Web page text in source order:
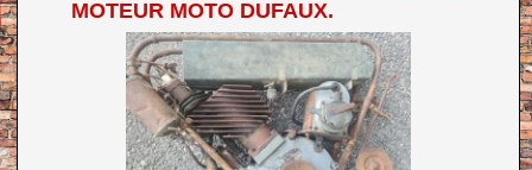
MOTEUR MOTO DUFAUX.